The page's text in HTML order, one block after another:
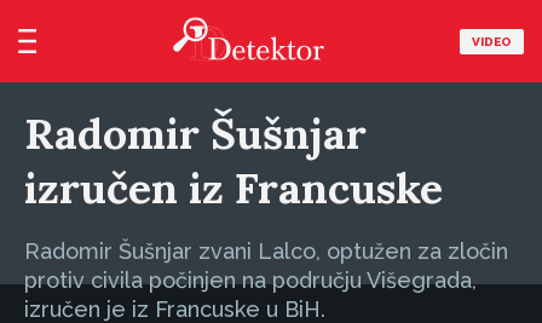
VIDEO
Radomir Šušnjar
izručen iz Francuske
Radomir Šušnjar zvani Lalco, optužen za zločin
protiv civila počinjen na području Višegrada,
izručen je iz Francuske u BiH.